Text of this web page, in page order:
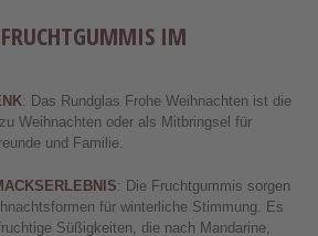
IM
: Das Rundglas Frohe Weihnachten ist die
Weihnachten oder als Mitbringsel für
und Familie.
: Die Fruchtgummis sorgen
für winterliche Stimmung. Es
Süßigkeiten, die nach Mandarine,